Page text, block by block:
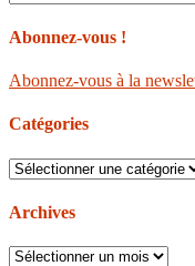
Abonnez-vous !
Abonnez-vous à la
Catégories
Catégories
Archives
Archives